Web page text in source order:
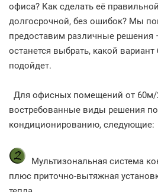
офиса? Как сделать её
долгосрочной, без ошибок? Мы
предоставим различные решения
останется выбрать, какой
подойдет.
Для офисных помещений от
востребованные виды решения
кондиционированию, следующие:
Мультизональная система
плюс приточно-вытяжная